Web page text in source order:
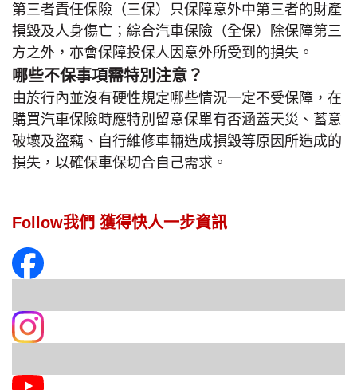
第三者責任保險（三保）只保障意外中第三者的財產
損毀及人身傷亡；綜合汽車保險（全保）除保障第三
方之外，亦會保障投保人因意外所受到的損失。
哪些不保事項需特別注意？
由於行內並沒有硬性規定哪些情況一定不受保障，在
購買汽車保險時應特別留意保單有否涵蓋天災、蓄意
破壞及盜竊、自行維修車輛造成損毀等原因所造成的
損失，以確保車保切合自己需求。
Follow我們 獲得快人一步資訊